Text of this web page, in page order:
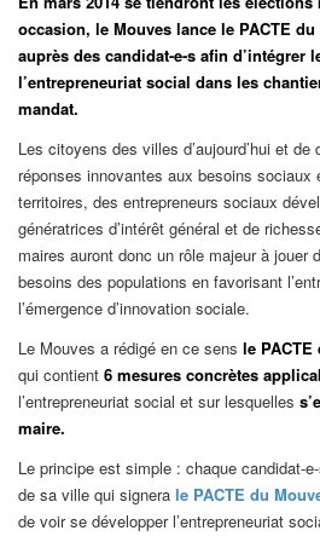
occasion, le Mouves lance le PACTE
auprès des candidat-e-s afin d’intégrer
l’entrepreneuriat social dans les
mandat.
Les citoyens des villes d’aujourd’hui et
réponses innovantes aux besoins sociaux
territoires, des entrepreneurs sociaux
génératrices d’intérêt général et de
maires auront donc un rôle majeur à jouer
besoins des populations en favorisant
l’émergence d’innovation sociale.
Le Mouves a rédigé en ce sens le PACTE
qui contient 6 mesures concrètes
l’entrepreneuriat social et sur lesquelles
maire.
Le principe est simple : chaque candidat-
de sa ville qui signera le PACTE du
de voir se développer l’entrepreneuriat